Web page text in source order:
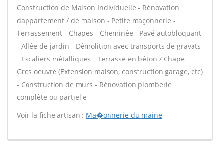
Construction de Maison Individuelle - Rénovation
dappartement / de maison - Petite maçonnerie -
Terrassement - Chapes - Cheminée - Pavé autobloquant
- Allée de jardin - Démolition avec transports de gravats
- Escaliers métalliques - Terrasse en béton / Chape -
Gros oeuvre (Extension maison, construction garage, etc)
- Construction de murs - Rénovation plomberie
complète ou partielle -
Voir la fiche artisan : Ma�onnerie du maine